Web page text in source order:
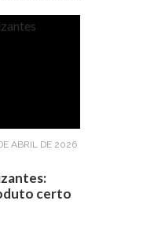
ABRIL DE 2026
certo